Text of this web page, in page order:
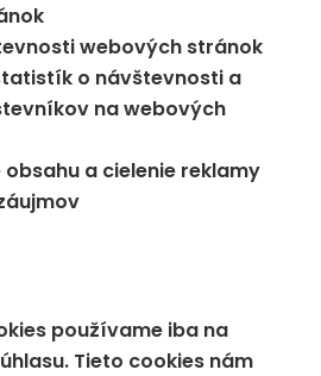
webových stránok
o návštevnosti a
na webových
a cielenie reklamy
používame iba na
Tieto cookies nám